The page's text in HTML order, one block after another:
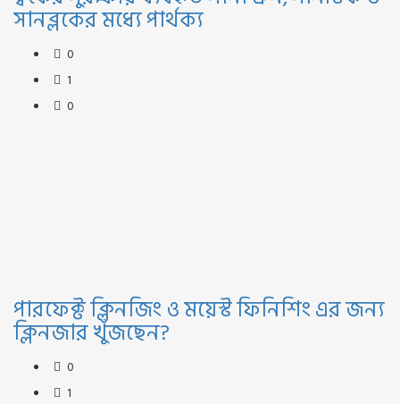
সানব্লকের মধ্যে পার্থক্য
0
1
0
পারফেক্ট ক্লিনজিং ও ময়েস্ট ফিনিশিং এর জন্য
ক্লিনজার খুঁজছেন?
0
1